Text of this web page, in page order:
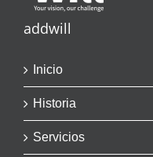
addwill
Inicio
Historia
Servicios